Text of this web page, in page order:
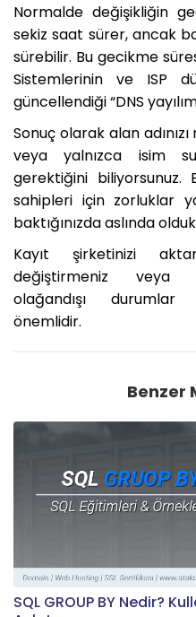
Normalde değişikliğin
sekiz saat sürer, ancak
sürebilir. Bu gecikme
Sistemlerinin ve ISP
güncellendiği “DNS
Sonuç olarak alan
veya yalnızca isim
gerektiğini
sahipleri için zorluklar
baktığınızda aslında
Kayıt şirketinizi
değiştirmeniz veya
olağandışı durumlar
önemlidir.
Benzer
SQL GROUP BY Nedir?